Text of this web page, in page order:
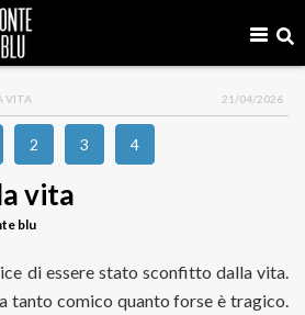
VITA 21/04/2026
2 3 4
vita
blu
di essere stato sconfitto dalla vita.
tanto comico quanto forse è tragico.